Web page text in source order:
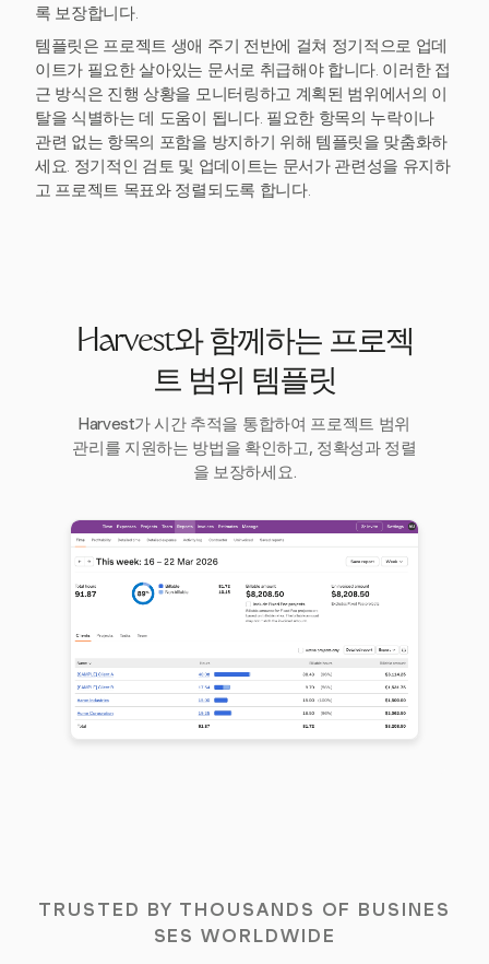
록 보장합니다.
템플릿은 프로젝트 생애 주기 전반에 걸쳐 정기적으로 업데
이트가 필요한 살아있는 문서로 취급해야 합니다. 이러한 접
근 방식은 진행 상황을 모니터링하고 계획된 범위에서의 이
탈을 식별하는 데 도움이 됩니다. 필요한 항목의 누락이나
관련 없는 항목의 포함을 방지하기 위해 템플릿을 맞춤화하
세요. 정기적인 검토 및 업데이트는 문서가 관련성을 유지하
고 프로젝트 목표와 정렬되도록 합니다.
Harvest와 함께하는 프로젝
트 범위 템플릿
Harvest가 시간 추적을 통합하여 프로젝트 범위
관리를 지원하는 방법을 확인하고, 정확성과 정렬
을 보장하세요.
TRUSTED BY THOUSANDS OF BUSINES
SES WORLDWIDE